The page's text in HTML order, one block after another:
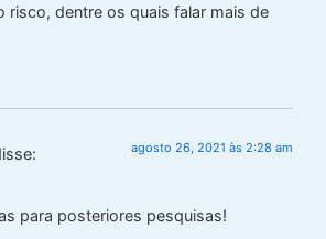
risco, dentre os quais falar mais de
agosto 26, 2021 às 2:28 am
para posteriores pesquisas!